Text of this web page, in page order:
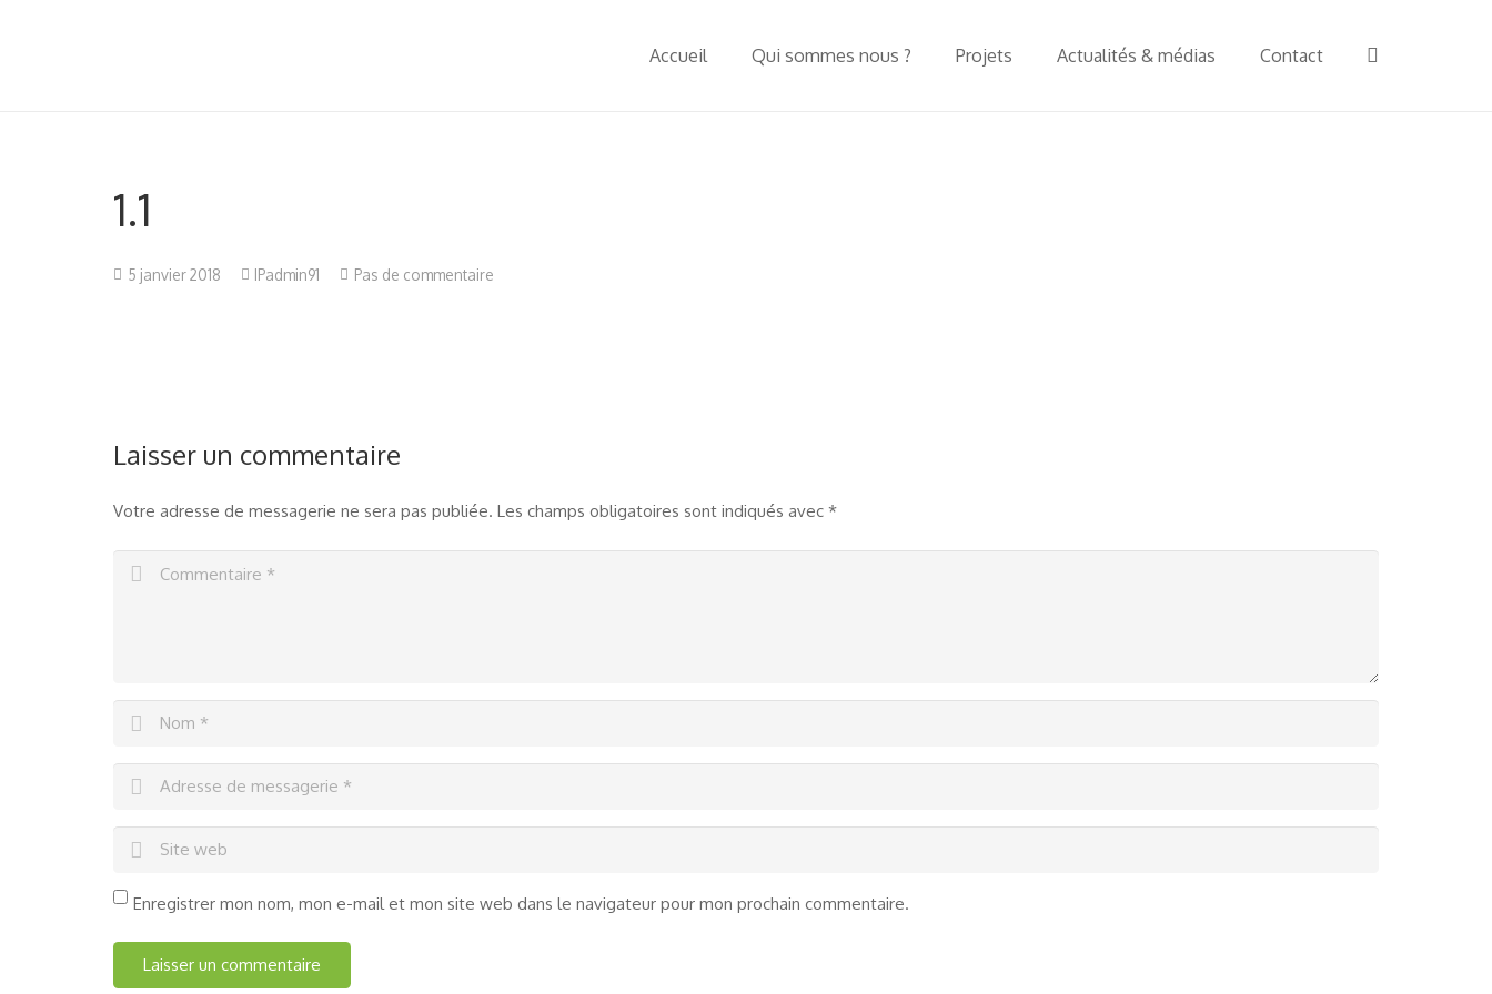
Accueil Qui sommes nous ? Projets Actualités & médias Contact
1.1
5 janvier 2018 IPadmin91 Pas de commentaire
Laisser un commentaire
Votre adresse de messagerie ne sera pas publiée. Les champs obligatoires sont indiqués avec *
Enregistrer mon nom, mon e-mail et mon site web dans le navigateur pour mon prochain commentaire.